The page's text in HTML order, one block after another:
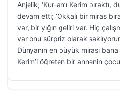
Anjelik; ‘Kur-an’ı Kerim bıraktı,
devam etti; ‘Okkalı bir miras
var, bir yığın geliri var. Hiç
var onu sürpriz olarak
Dünyanın en büyük mirası bana
Kerim’i öğreten bir annenin